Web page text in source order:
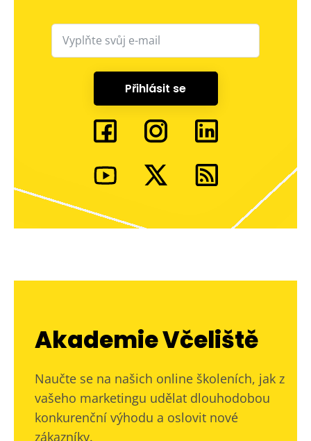
Přihlásit se
Akademie Včeliště
Naučte se na našich online školeních, jak z
vašeho marketingu udělat dlouhodobou
konkurenční výhodu a oslovit nové
zákazníky.